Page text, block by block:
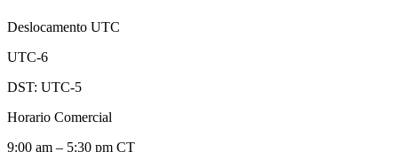
Deslocamento UTC
UTC-6
DST: UTC-5
Horario Comercial
9:00 am – 5:30 pm CT